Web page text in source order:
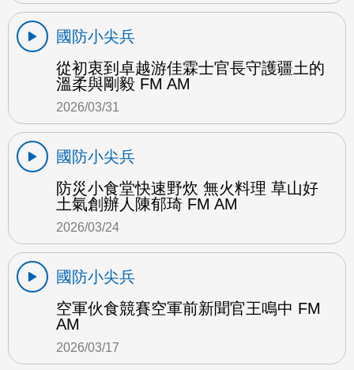
國防小尖兵
從初衷到卓越游佳霖士官長守護疆土的
溫柔與剛毅 FM AM
2026/03/31
國防小尖兵
防災小食堂快速野炊 無火料理 草山好
土氣創辦人陳郁琦 FM AM
2026/03/24
國防小尖兵
空軍伙食競賽空軍前新聞官王鳴中 FM
AM
2026/03/17